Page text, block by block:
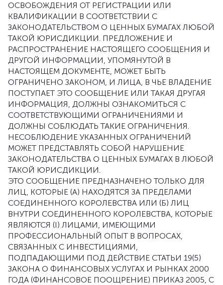
ОСВОБОЖДЕНИЯ ОТ РЕГИСТРАЦИИ ИЛИ
КВАЛИФИКАЦИИ В СООТВЕТСТВИИ С
ЗАКОНОДАТЕЛЬСТВОМ О ЦЕННЫХ БУМАГАХ ЛЮБОЙ
ТАКОЙ ЮРИСДИКЦИИ. ПРЕДЛОЖЕНИЕ И
РАСПРОСТРАНЕНИЕ НАСТОЯЩЕГО СООБЩЕНИЯ И
ДРУГОЙ ИНФОРМАЦИИ, УПОМЯНУТОЙ В
НАСТОЯЩЕМ ДОКУМЕНТЕ, МОЖЕТ БЫТЬ
ОГРАНИЧЕНО ЗАКОНОМ, И ЛИЦА, В ЧЬЕ ВЛАДЕНИЕ
ПОСТУПАЕТ ЭТО СООБЩЕНИЕ ИЛИ ТАКАЯ ДРУГАЯ
ИНФОРМАЦИЯ, ДОЛЖНЫ ОЗНАКОМИТЬСЯ С
СООТВЕТСТВУЮЩИМИ ОГРАНИЧЕНИЯМИ И
ДОЛЖНЫ СОБЛЮДАТЬ ТАКИЕ ОГРАНИЧЕНИЯ.
НЕСОБЛЮДЕНИЕ УКАЗАННЫХ ОГРАНИЧЕНИЙ
МОЖЕТ ПРЕДСТАВЛЯТЬ СОБОЙ НАРУШЕНИЕ
ЗАКОНОДАТЕЛЬСТВА О ЦЕННЫХ БУМАГАХ В ЛЮБОЙ
ТАКОЙ ЮРИСДИКЦИИ.
ЭТО СООБЩЕНИЕ ПРЕДНАЗНАЧЕНО ТОЛЬКО ДЛЯ
ЛИЦ, КОТОРЫЕ (А) НАХОДЯТСЯ ЗА ПРЕДЕЛАМИ
СОЕДИНЕННОГО КОРОЛЕВСТВА ИЛИ (Б) ЛИЦ
ВНУТРИ СОЕДИНЕННОГО КОРОЛЕВСТВА, КОТОРЫЕ
ЯВЛЯЮТСЯ (I) ЛИЦАМИ, ИМЕЮЩИМИ
ПРОФЕССИОНАЛЬНЫЙ ОПЫТ В ВОПРОСАХ,
СВЯЗАННЫХ С ИНВЕСТИЦИЯМИ,
ПОДПАДАЮЩИМИ ПОД ДЕЙСТВИЕ СТАТЬИ 19(5)
ЗАКОНА О ФИНАНСОВЫХ УСЛУГАХ И РЫНКАХ 2000
ГОДА (ФИНАНСОВОЕ ПООЩРЕНИЕ) ПРИКАЗ 2005, С